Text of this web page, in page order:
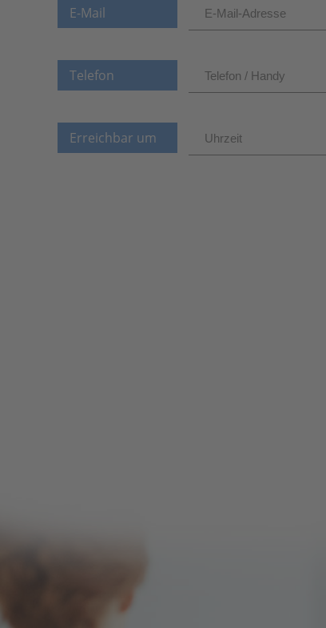
E-Mail
Telefon
Erreichbar um